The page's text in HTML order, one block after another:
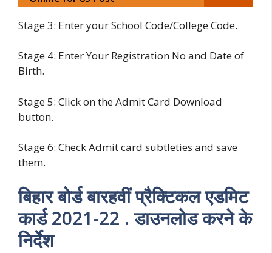
Stage 3: Enter your School Code/College Code.
Stage 4: Enter Your Registration No and Date of
Birth.
Stage 5: Click on the Admit Card Download
button.
Stage 6: Check Admit card subtleties and save
them.
बिहार बोर्ड बारहवीं प्रैक्टिकल एडमिट
कार्ड 2021-22 . डाउनलोड करने के
निर्देश